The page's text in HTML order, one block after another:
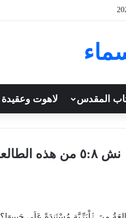
المقدس لاهوت وعقيدة
نش ٥:٨ من هذه الطالعة من البرية مستندة على حبيبها